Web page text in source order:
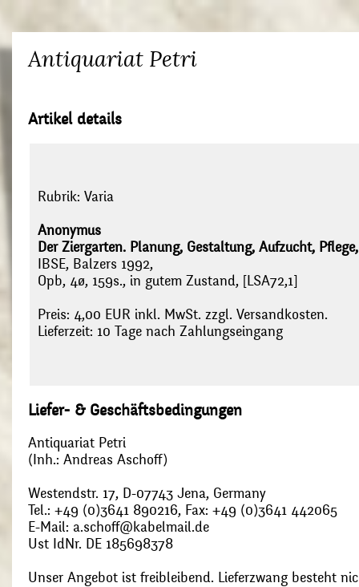
Antiquariat Petri
Artikel details
Rubrik: Varia
Anonymus
Der Ziergarten. Planung, Gestaltung, Aufzucht,
IBSE, Balzers 1992,
Opb, 4ø, 159s., in gutem Zustand, [LSA72,1]
Preis: 4,00 EUR inkl. MwSt. zzgl. Versandkosten.
Lieferzeit: 10 Tage nach Zahlungseingang
Liefer- & Geschäftsbedingungen
Antiquariat Petri
(Inh.: Andreas Aschoff)
Westendstr. 17, D-07743 Jena, Germany
Tel.: +49 (0)3641 890216, Fax: +49 (0)3641 442065
E-Mail: a.schoff@kabelmail.de
Ust IdNr. DE 185698378
Unser Angebot ist freibleibend. Lieferzwang besteht